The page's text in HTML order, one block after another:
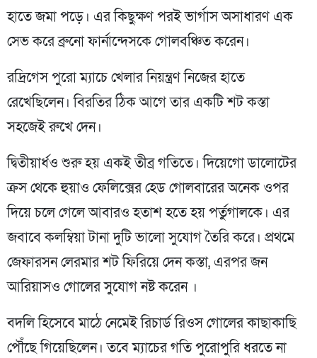
হাতে জমা পড়ে। এর কিছুক্ষণ পরই ভার্গাস অসাধারণ এক
সেভ করে ব্রুনো ফার্নান্দেসকে গোলবঞ্চিত করেন।
রদ্রিগেস পুরো ম্যাচে খেলার নিয়ন্ত্রণ নিজের হাতে
রেখেছিলেন। বিরতির ঠিক আগে তার একটি শট কস্তা
সহজেই রুখে দেন।
দ্বিতীয়ার্ধও শুরু হয় একই তীব্র গতিতে। দিয়েগো ডালোটের
ক্রস থেকে হুয়াও ফেলিক্সের হেড গোলবারের অনেক ওপর
দিয়ে চলে গেলে আবারও হতাশ হতে হয় পর্তুগালকে। এর
জবাবে কলম্বিয়া টানা দুটি ভালো সুযোগ তৈরি করে। প্রথমে
জেফারসন লেরমার শট ফিরিয়ে দেন কস্তা, এরপর জন
আরিয়াসও গোলের সুযোগ নষ্ট করেন ।
বদলি হিসেবে মাঠে নেমেই রিচার্ড রিওস গোলের কাছাকাছি
পৌঁছে গিয়েছিলেন। তবে ম্যাচের গতি পুরোপুরি ধরতে না